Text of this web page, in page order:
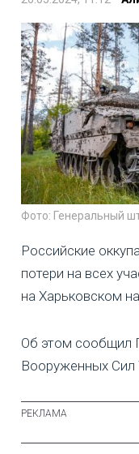
Фото: Генеральный
Российские
потери на всех
на Харьковском
Об этом сообщил
Вооруженных Сил